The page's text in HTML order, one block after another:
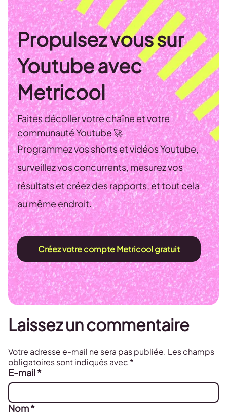
Propulsez vous sur
Youtube avec
Metricool
Faites décoller votre chaîne et votre
communauté Youtube 🚀
Programmez vos shorts et vidéos Youtube,
surveillez vos concurrents, mesurez vos
résultats et créez des rapports, et tout cela
au même endroit.
Créez votre compte Metricool gratuit
Laissez un commentaire
Votre adresse e-mail ne sera pas publiée. Les champs
obligatoires sont indiqués avec *
E-mail*
Nom*